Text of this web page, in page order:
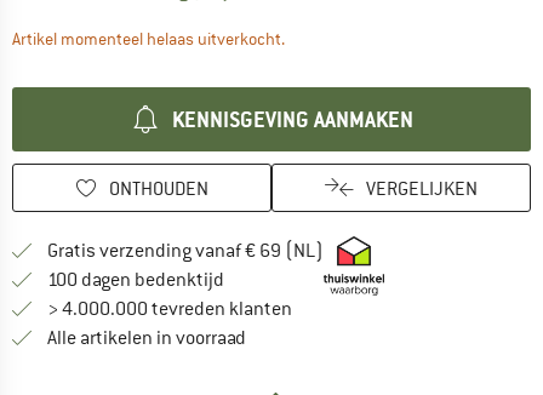
Artikel momenteel helaas uitverkocht.De link wordt geopend in een
KENNISGEVING AANMAKEN
ONTHOUDEN VERGELIJKEN
Gratis verzending vanaf € 69 (NL) Vind hier de
100 dagen bedenktijd Vind de betalingsinformatie hier!
> 4.000.000 tevreden klanten
Alle artikelen in voorraad